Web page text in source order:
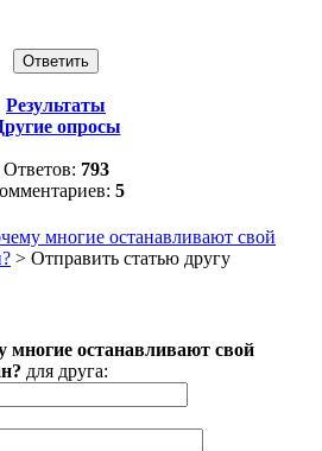
Результаты
опросы
Ответов: 793
5
многие останавливают свой
> Отправить статью другу
многие останавливают свой
для друга: